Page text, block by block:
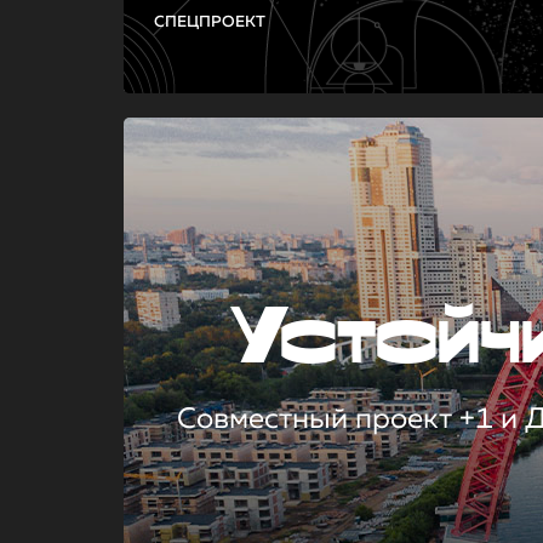
СПЕЦПРОЕКТ
Совместный проект +1 и